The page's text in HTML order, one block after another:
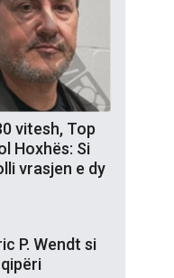
vitesh, Top
Hoxhës: Si
vrasjen e dy
P. Wendt si